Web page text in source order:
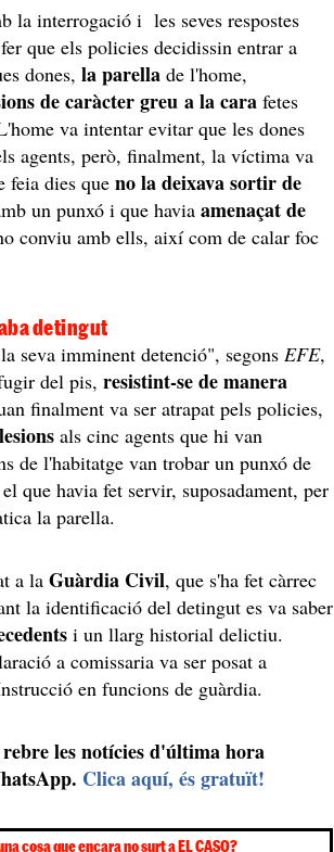
la interrogació i les seves respostes
que els policies decidissin entrar a
dones,la parella de l'home,
de caràcter greu a la cara fetes
va intentar evitar que les dones
agents, però, finalment, la víctima va
feia dies queno la deixava sortir de
un punxó i que haviaamenaçat de
conviu amb ells, així com de calar foc
detingut
seva imminent detenció", segonsEFE,
del pis,resistint-se de manera
finalment va ser atrapat pels policies,
lesionsals cinc agents que hi van
de l'habitatge van trobar un punxó de
que havia fet servir, suposadament, per
la parella.
a laGuàrdia Civil, que s'ha fet càrrec
la identificació del detingut es va saber
i un llarg historial delictiu.
a comissaria va ser posat a
en funcions de guàrdia.
les notícies d'última hora
Clica aquí, és gratuït!
cosa que encara no surt a EL CASO?